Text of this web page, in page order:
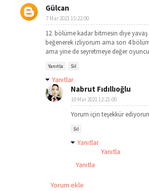
Gülcan
7 Mar 2021 15:22:00
12. bölüme kadar bitmesin diye
beğenerek izliyorum ama son 4
ama yine de seyretmeye değer
Yanıtla Sil
Yanıtlar
Nabrut Fıdıllıoğlu
10 Mar 2021 12:21:00
Yorum için teşekkür
Sil
Yanıtlar
Yanıtla
Yanıtla
Yorum ekle